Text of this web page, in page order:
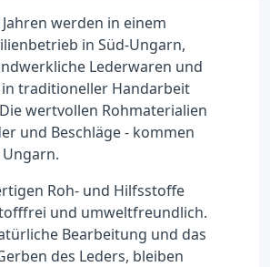
werden in einem
in Süd-Ungarn,
Lederwaren und
in traditioneller Handarbeit
wertvollen Rohmaterialien
und Beschläge - kommen
Roh- und Hilfsstoffe
und umweltfreundlich.
Bearbeitung und das
des Leders, bleiben